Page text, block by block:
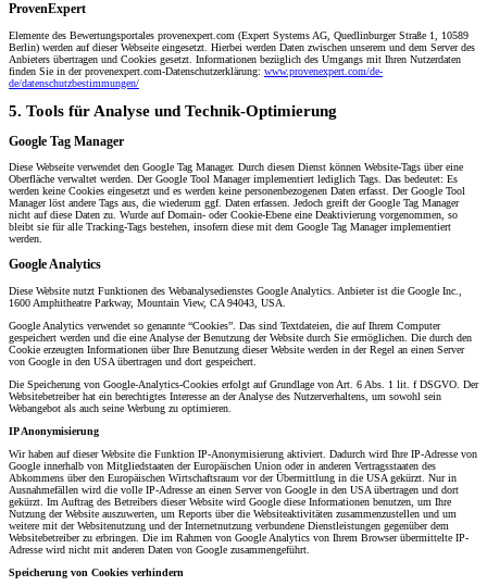
ProvenExpert
Elemente des Bewertungsportales provenexpert.com (Expert Systems AG, Quedlinburger Straße 1, 10589
Berlin) werden auf dieser Webseite eingesetzt. Hierbei werden Daten zwischen unserem und dem Server des
Anbieters übertragen und Cookies gesetzt. Informationen bezüglich des Umgangs mit Ihren Nutzerdaten
finden Sie in der provenexpert.com-Datenschutzerklärung: www.provenexpert.com/de-
de/datenschutzbestimmungen/
5. Tools für Analyse und Technik-Optimierung
Google Tag Manager
Diese Webseite verwendet den Google Tag Manager. Durch diesen Dienst können Website-Tags über eine
Oberfläche verwaltet werden. Der Google Tool Manager implementiert lediglich Tags. Das bedeutet: Es
werden keine Cookies eingesetzt und es werden keine personenbezogenen Daten erfasst. Der Google Tool
Manager löst andere Tags aus, die wiederum ggf. Daten erfassen. Jedoch greift der Google Tag Manager
nicht auf diese Daten zu. Wurde auf Domain- oder Cookie-Ebene eine Deaktivierung vorgenommen, so
bleibt sie für alle Tracking-Tags bestehen, insofern diese mit dem Google Tag Manager implementiert
werden.
Google Analytics
Diese Website nutzt Funktionen des Webanalysedienstes Google Analytics. Anbieter ist die Google Inc.,
1600 Amphitheatre Parkway, Mountain View, CA 94043, USA.
Google Analytics verwendet so genannte “Cookies”. Das sind Textdateien, die auf Ihrem Computer
gespeichert werden und die eine Analyse der Benutzung der Website durch Sie ermöglichen. Die durch den
Cookie erzeugten Informationen über Ihre Benutzung dieser Website werden in der Regel an einen Server
von Google in den USA übertragen und dort gespeichert.
Die Speicherung von Google-Analytics-Cookies erfolgt auf Grundlage von Art. 6 Abs. 1 lit. f DSGVO. Der
Websitebetreiber hat ein berechtigtes Interesse an der Analyse des Nutzerverhaltens, um sowohl sein
Webangebot als auch seine Werbung zu optimieren.
IP Anonymisierung
Wir haben auf dieser Website die Funktion IP-Anonymisierung aktiviert. Dadurch wird Ihre IP-Adresse von
Google innerhalb von Mitgliedstaaten der Europäischen Union oder in anderen Vertragsstaaten des
Abkommens über den Europäischen Wirtschaftsraum vor der Übermittlung in die USA gekürzt. Nur in
Ausnahmefällen wird die volle IP-Adresse an einen Server von Google in den USA übertragen und dort
gekürzt. Im Auftrag des Betreibers dieser Website wird Google diese Informationen benutzen, um Ihre
Nutzung der Website auszuwerten, um Reports über die Websiteaktivitäten zusammenzustellen und um
weitere mit der Websitenutzung und der Internetnutzung verbundene Dienstleistungen gegenüber dem
Websitebetreiber zu erbringen. Die im Rahmen von Google Analytics von Ihrem Browser übermittelte IP-
Adresse wird nicht mit anderen Daten von Google zusammengeführt.
Speicherung von Cookies verhindern